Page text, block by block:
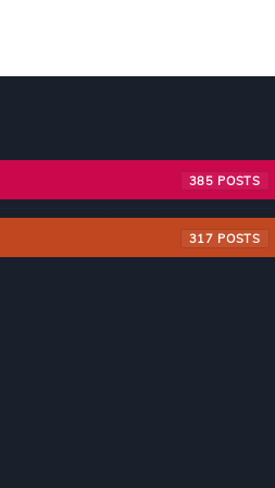
385
317